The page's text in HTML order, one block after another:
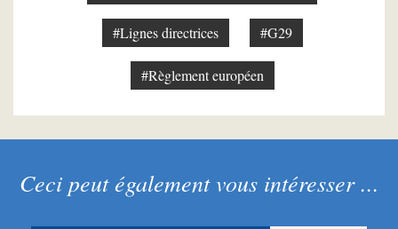
#Lignes directrices #G29
#Règlement européen
Ceci peut également vous intéresser ...